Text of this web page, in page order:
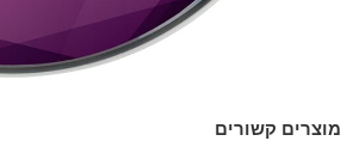
מוצרים קשורים